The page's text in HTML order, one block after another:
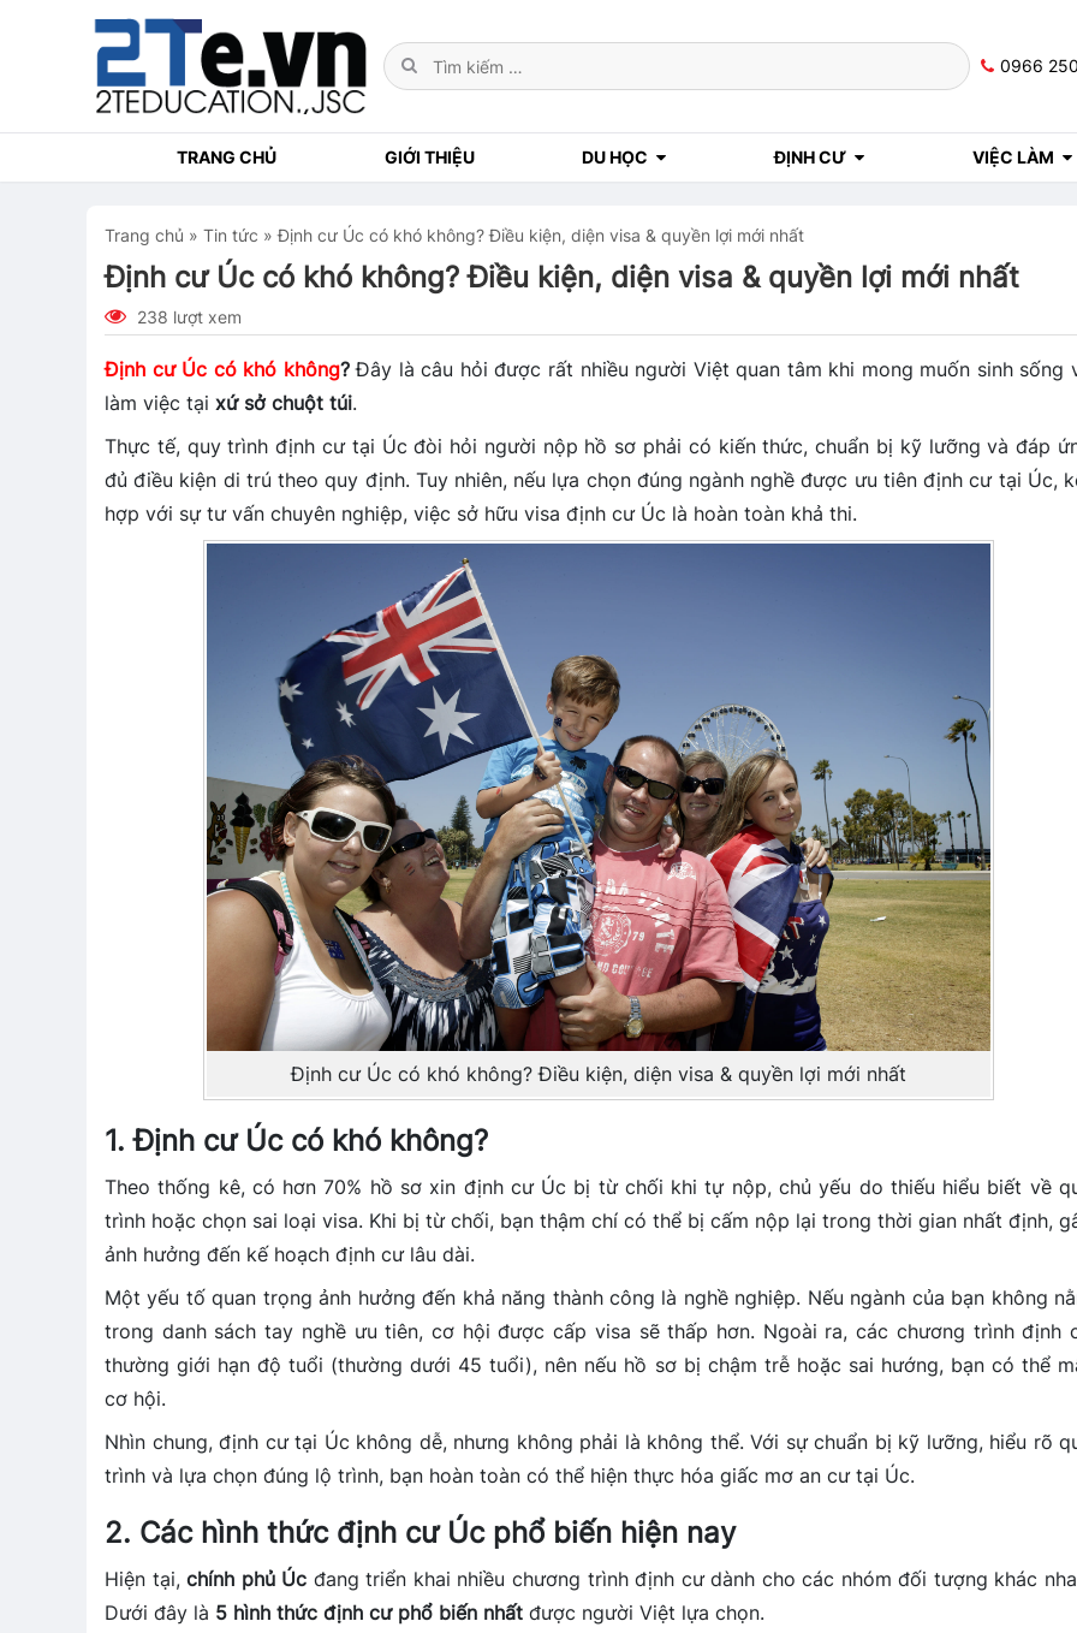
0966
TRANG CHỦ GIỚI THIỆU DU HỌC ĐỊNH CƯ VIỆC LÀM
Trang chủ » Tin tức » Định cư Úc có khó không? Điều kiện, diện visa & quyền lợi mới nhất
Định cư Úc có khó không? Điều kiện, diện visa & quyền lợi mới nhất
238 lượt xem
Định cư Úc có khó không?Đây là câu hỏi được rất nhiều người Việt quan tâm khi mong muốn sinh sống
làm việc tại xứ sở chuột túi.
Thực tế, quy trình định cư tại Úc đòi hỏi người nộp hồ sơ phải có kiến thức, chuẩn bị kỹ lưỡng và đáp
đủ điều kiện di trú theo quy định. Tuy nhiên, nếu lựa chọn đúng ngành nghề được ưu tiên định cư tại Úc,
hợp với sự tư vấn chuyên nghiệp, việc sở hữu visa định cư Úc là hoàn toàn khả thi.
Định cư Úc có khó không? Điều kiện, diện visa & quyền lợi mới nhất
1. Định cư Úc có khó không?
Theo thống kê, có hơn 70% hồ sơ xin định cư Úc bị từ chối khi tự nộp, chủ yếu do thiếu hiểu biết về
trình hoặc chọn sai loại visa. Khi bị từ chối, bạn thậm chí có thể bị cấm nộp lại trong thời gian nhất định,
ảnh hưởng đến kế hoạch định cư lâu dài.
Một yếu tố quan trọng ảnh hưởng đến khả năng thành công là nghề nghiệp. Nếu ngành của bạn không
trong danh sách tay nghề ưu tiên, cơ hội được cấp visa sẽ thấp hơn. Ngoài ra, các chương trình định
thường giới hạn độ tuổi (thường dưới 45 tuổi), nên nếu hồ sơ bị chậm trễ hoặc sai hướng, bạn có thể
cơ hội.
Nhìn chung, định cư tại Úc không dễ, nhưng không phải là không thể. Với sự chuẩn bị kỹ lưỡng, hiểu rõ
trình và lựa chọn đúng lộ trình, bạn hoàn toàn có thể hiện thực hóa giấc mơ an cư tại Úc.
2. Các hình thức định cư Úc phổ biến hiện nay
Hiện tại,chính phủ Úc đang triển khai nhiều chương trình định cư dành cho các nhóm đối tượng khác
Dưới đây là 5 hình thức định cư phổ biến nhất được người Việt lựa chọn.